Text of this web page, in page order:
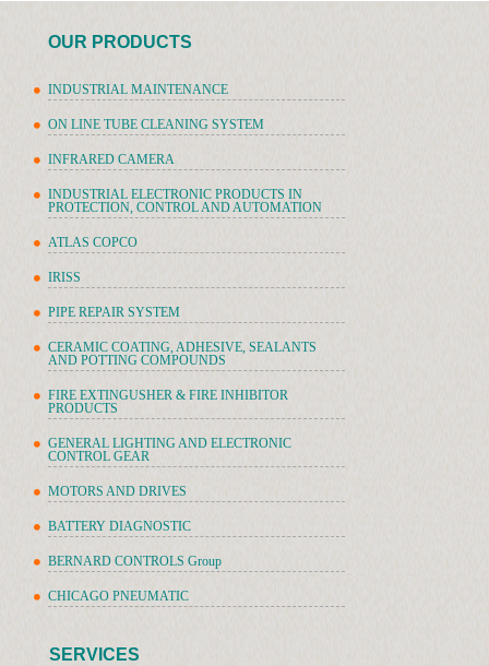
OUR PRODUCTS
INDUSTRIAL MAINTENANCE
ON LINE TUBE CLEANING SYSTEM
INFRARED CAMERA
INDUSTRIAL ELECTRONIC PRODUCTS IN
PROTECTION, CONTROL AND AUTOMATION
ATLAS COPCO
IRISS
PIPE REPAIR SYSTEM
CERAMIC COATING, ADHESIVE, SEALANTS
AND POTTING COMPOUNDS
FIRE EXTINGUSHER & FIRE INHIBITOR
PRODUCTS
GENERAL LIGHTING AND ELECTRONIC
CONTROL GEAR
MOTORS AND DRIVES
BATTERY DIAGNOSTIC
BERNARD CONTROLS Group
CHICAGO PNEUMATIC
SERVICES